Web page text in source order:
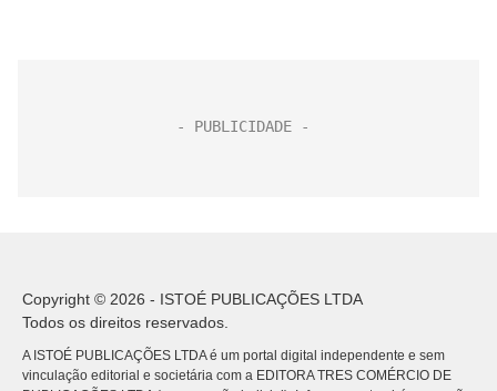
Copyright © 2026 - ISTOÉ PUBLICAÇÕES LTDA
Todos os direitos reservados.
A ISTOÉ PUBLICAÇÕES LTDA é um portal digital independente e sem
vinculação editorial e societária com a EDITORA TRES COMÉRCIO DE